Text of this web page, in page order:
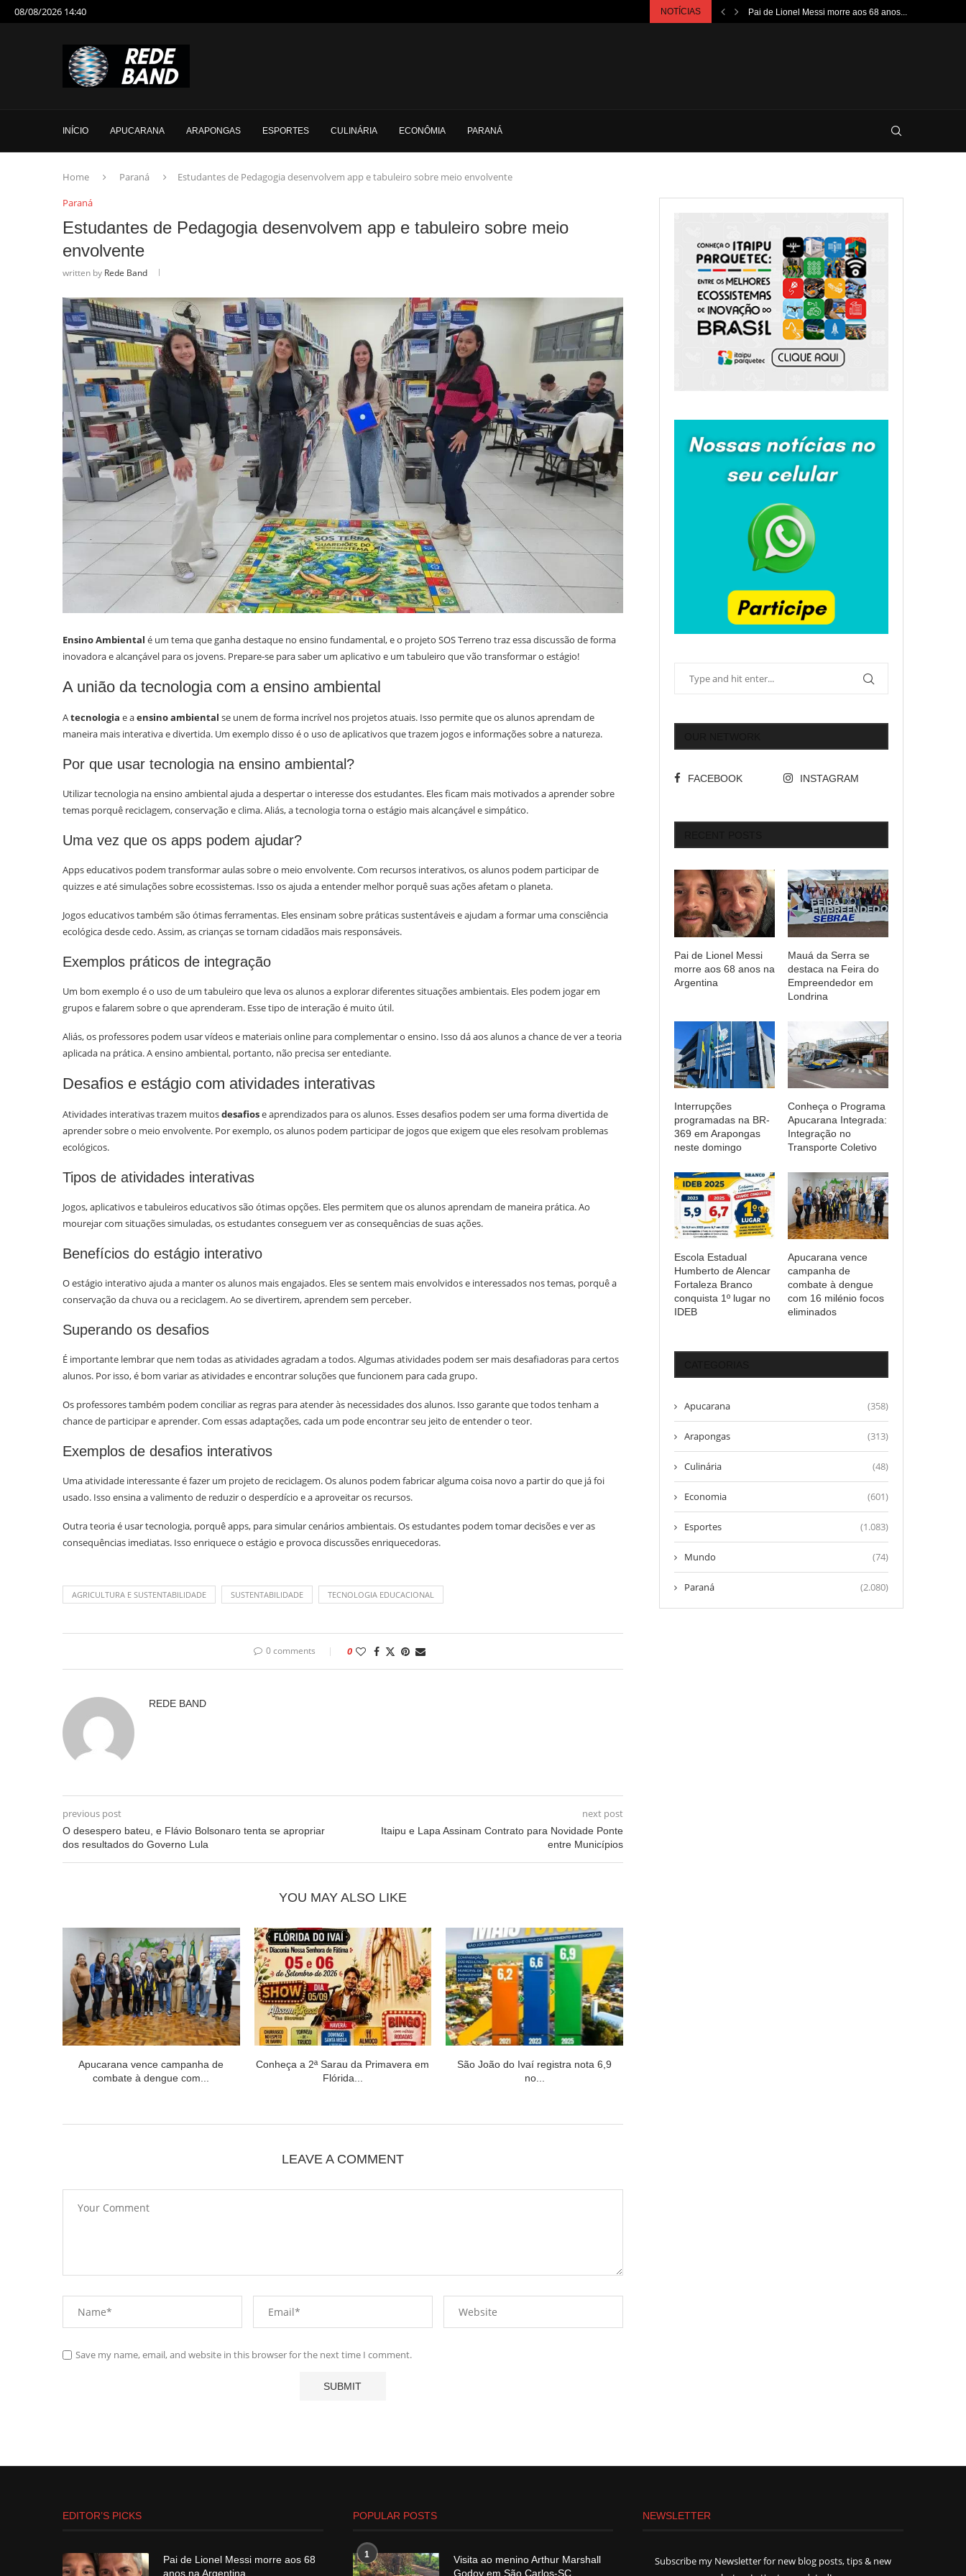
08/08/2026 14:40 NOTÍCIAS Pai de Lionel Messi morre aos 68 anos...
INÍCIO APUCARANA ARAPONGAS ESPORTES CULINÁRIA ECONÔMIA PARANÁ
Home Paraná
Estudantes de Pedagogia desenvolvem app e tabuleiro sobre meio envolvente
Paraná
Estudantes de Pedagogia desenvolvem app e tabuleiro sobre meio
envolvente
written by Rede Band
Ensino Ambiental é um tema que ganha destaque no ensino fundamental, e o projeto SOS Terreno traz essa discussão de forma
inovadora e alcançável para os jovens. Prepare-se para saber um aplicativo e um tabuleiro que vão transformar o estágio!
A união da tecnologia com a ensino ambiental
Atecnologia e aensino ambiental se unem de forma incrível nos projetos atuais. Isso permite que os alunos aprendam de
maneira mais interativa e divertida. Um exemplo disso é o uso de aplicativos que trazem jogos e informações sobre a natureza.
Por que usar tecnologia na ensino ambiental?
Utilizar tecnologia na ensino ambiental ajuda a despertar o interesse dos estudantes. Eles ficam mais motivados a aprender sobre
temas porquê reciclagem, conservação e clima. Aliás, a tecnologia torna o estágio mais alcançável e simpático.
Uma vez que os apps podem ajudar?
Apps educativos podem transformar aulas sobre o meio envolvente. Com recursos interativos, os alunos podem participar de
quizzes e até simulações sobre ecossistemas. Isso os ajuda a entender melhor porquê suas ações afetam o planeta.
Jogos educativos também são ótimas ferramentas. Eles ensinam sobre práticas sustentáveis e ajudam a formar uma consciência
ecológica desde cedo. Assim, as crianças se tornam cidadãos mais responsáveis.
Exemplos práticos de integração
Um bom exemplo é o uso de um tabuleiro que leva os alunos a explorar diferentes situações ambientais. Eles podem jogar em
grupos e falarem sobre o que aprenderam. Esse tipo de interação é muito útil.
Aliás, os professores podem usar vídeos e materiais online para complementar o ensino. Isso dá aos alunos a chance de ver a teoria
aplicada na prática. A ensino ambiental, portanto, não precisa ser entediante.
Desafios e estágio com atividades interativas
Atividades interativas trazem muitosdesafiose aprendizados para os alunos. Esses desafios podem ser uma forma divertida de
aprender sobre o meio envolvente. Por exemplo, os alunos podem participar de jogos que exigem que eles resolvam problemas
ecológicos.
Tipos de atividades interativas
Jogos, aplicativos e tabuleiros educativos são ótimas opções. Eles permitem que os alunos aprendam de maneira prática. Ao
mourejar com situações simuladas, os estudantes conseguem ver as consequências de suas ações.
Benefícios do estágio interativo
O estágio interativo ajuda a manter os alunos mais engajados. Eles se sentem mais envolvidos e interessados nos temas, porquê a
conservação da chuva ou a reciclagem. Ao se divertirem, aprendem sem perceber.
Superando os desafios
É importante lembrar que nem todas as atividades agradam a todos. Algumas atividades podem ser mais desafiadoras para certos
alunos. Por isso, é bom variar as atividades e encontrar soluções que funcionem para cada grupo.
Os professores também podem conciliar as regras para atender às necessidades dos alunos. Isso garante que todos tenham a
chance de participar e aprender. Com essas adaptações, cada um pode encontrar seu jeito de entender o teor.
Exemplos de desafios interativos
Uma atividade interessante é fazer um projeto de reciclagem. Os alunos podem fabricar alguma coisa novo a partir do que já foi
usado. Isso ensina a valimento de reduzir o desperdício e a aproveitar os recursos.
Outra teoria é usar tecnologia, porquê apps, para simular cenários ambientais. Os estudantes podem tomar decisões e ver as
consequências imediatas. Isso enriquece o estágio e provoca discussões enriquecedoras.
AGRICULTURA E SUSTENTABILIDADE SUSTENTABILIDADE TECNOLOGIA EDUCACIONAL
0 comments 0
REDE BAND
previous post
O desespero bateu, e Flávio Bolsonaro tenta se apropriar
dos resultados do Governo Lula
next post
Itaipu e Lapa Assinam Contrato para Novidade Ponte
entre Municípios
YOU MAY ALSO LIKE
Apucarana vence campanha de
combate à dengue com...
Conheça a 2ª Sarau da Primavera em
Flórida...
São João do Ivaí registra nota 6,9
no...
LEAVE A COMMENT
Save my name, email, and website in this browser for the next time I comment.
FACEBOOK INSTAGRAM
Pai de Lionel Messi
morre aos 68 anos na
Argentina
Mauá da Serra se
destaca na Feira do
Empreendedor em
Londrina
Interrupções
programadas na BR-
369 em Arapongas
neste domingo
Conheça o Programa
Apucarana Integrada:
Integração no
Transporte Coletivo
Escola Estadual
Humberto de Alencar
Fortaleza Branco
conquista 1º lugar no
IDEB
Apucarana vence
campanha de
combate à dengue
com 16 milénio focos
eliminados
Apucarana (358)
Arapongas (313)
Culinária (48)
Economia (601)
Esportes (1.083)
Mundo (74)
Paraná (2.080)
EDITOR’S PICKS
Pai de Lionel Messi morre aos 68
anos na Argentina
POPULAR POSTS
1
Visita ao menino Arthur Marshall
Godoy em São Carlos-SC
NEWSLETTER
Subscribe my Newsletter for new blog posts, tips & new